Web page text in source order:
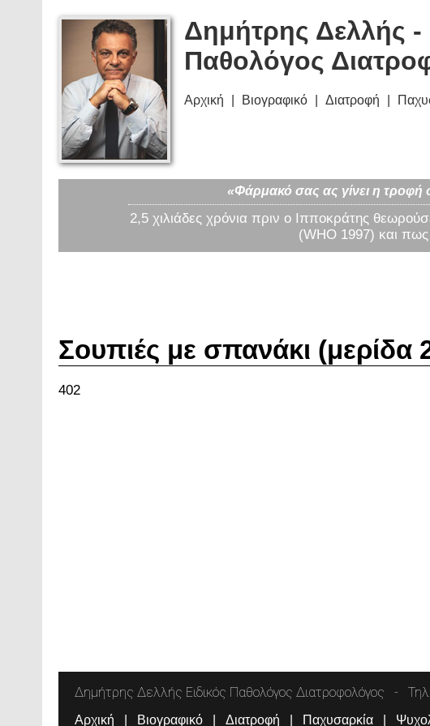
Δημήτρης Δελλής -
Παθολόγος
Αρχική Βιογραφικό Διατροφή
«Φάρμακό σας ας γίνει η τροφή
2,5 χιλιάδες χρόνια πριν ο Ιπποκράτης
(WHO 1997) και πως
Σουπιές με σπανάκι (μερίδα
402
Δημήτρης Δελλής Ειδικός Παθολόγος Διατροφολόγος
Αρχική Βιογραφικό Διατροφή Παχυσαρκία